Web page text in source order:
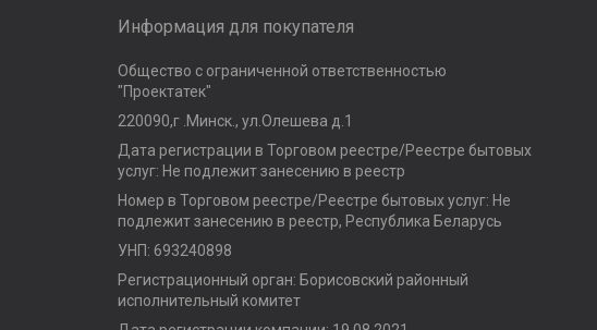
Информация для покупателя
Общество с ограниченной ответственностью
"Проектатек"
220090,г .Минск., ул.Олешева д.1
Дата регистрации в Торговом реестре/Реестре бытовых
услуг: Не подлежит занесению в реестр
Номер в Торговом реестре/Реестре бытовых услуг: Не
подлежит занесению в реестр, Республика Беларусь
УНП: 693240898
Регистрационный орган: Борисовский районный
исполнительный комитет